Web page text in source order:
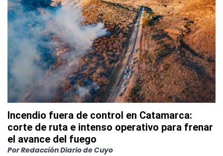
Incendio fuera de control en Catamarca:
corte de ruta e intenso operativo para frenar
el avance del fuego
PorRedacción Diario de Cuyo